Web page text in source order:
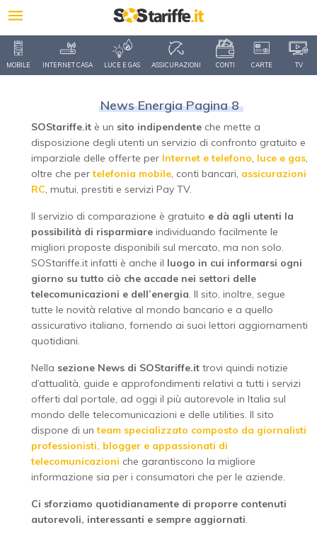
MOBILE INTERNET CASA LUCE E GAS ASSICURAZIONI CONTI CARTE TV
News Energia Pagina 8
SOStariffe.it è un sito indipendente che mette a
disposizione degli utenti un servizio di confronto gratuito e
imparziale delle offerte per Internet e telefono, luce e gas,
oltre che pertelefonia mobile, conti bancari, assicurazioni
RC, mutui, prestiti e servizi Pay TV.
Il servizio di comparazione è gratuito e dà agli utenti la
possibilità di risparmiare individuando facilmente le
migliori proposte disponibili sul mercato, ma non solo.
SOStariffe.it infatti è anche il luogo in cui informarsi ogni
giorno su tutto ciò che accade nei settori delle
telecomunicazioni e dell’energia. Il sito, inoltre, segue
tutte le novità relative al mondo bancario e a quello
assicurativo italiano, fornendo ai suoi lettori aggiornamenti
quotidiani.
Nella sezione News di SOStariffe.it trovi quindi notizie
d’attualità, guide e approfondimenti relativi a tutti i servizi
offerti dal portale, ad oggi il più autorevole in Italia sul
mondo delle telecomunicazioni e delle utilities. Il sito
dispone di unteam specializzato composto da giornalisti
professionisti, blogger e appassionati di
telecomunicazioni che garantiscono la migliore
informazione sia per i consumatori che per le aziende.
Ci sforziamo quotidianamente di proporre contenuti
autorevoli, interessanti e sempre aggiornati.